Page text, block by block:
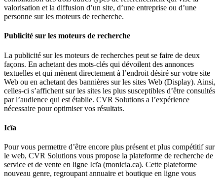
valorisation et la diffusion d’un site, d’une entreprise ou d’une
personne sur les moteurs de recherche.
Publicité sur les moteurs de recherche
La publicité sur les moteurs de recherches peut se faire de deux
façons. En achetant des mots-clés qui dévoilent des annonces
textuelles et qui mènent directement à l’endroit désiré sur votre site
Web ou en achetant des bannières sur les sites Web (Display). Ainsi,
celles-ci s’affichent sur les sites les plus susceptibles d’être consultés
par l’audience qui est établie. CVR Solutions a l’expérience
nécessaire pour optimiser vos résultats.
Icïa
Pour vous permettre d’être encore plus présent et plus compétitif sur
le web, CVR Solutions vous propose la plateforme de recherche de
service et de vente en ligne Icïa (monicia.ca). Cette plateforme
nouveau genre, regroupant annuaire et boutique en ligne vous